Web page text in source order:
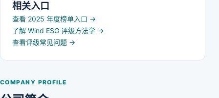
COMPANY PROFILE
相关入口
查看 2025 年度榜单入口 →
了解 Wind ESG 评级方法学 →
查看评级常见问题 →